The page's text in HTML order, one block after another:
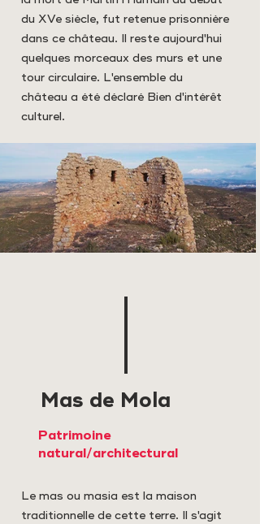
du XVe siècle, fut retenue prisonnière
dans ce château. Il reste aujourd'hui
quelques morceaux des murs et une
tour circulaire. L'ensemble du
château a été déclaré Bien d'intérêt
culturel.
Mas de Mola
Patrimoine
natural/architectural
Le mas ou masia est la maison
traditionnelle de cette terre. Il s'agit